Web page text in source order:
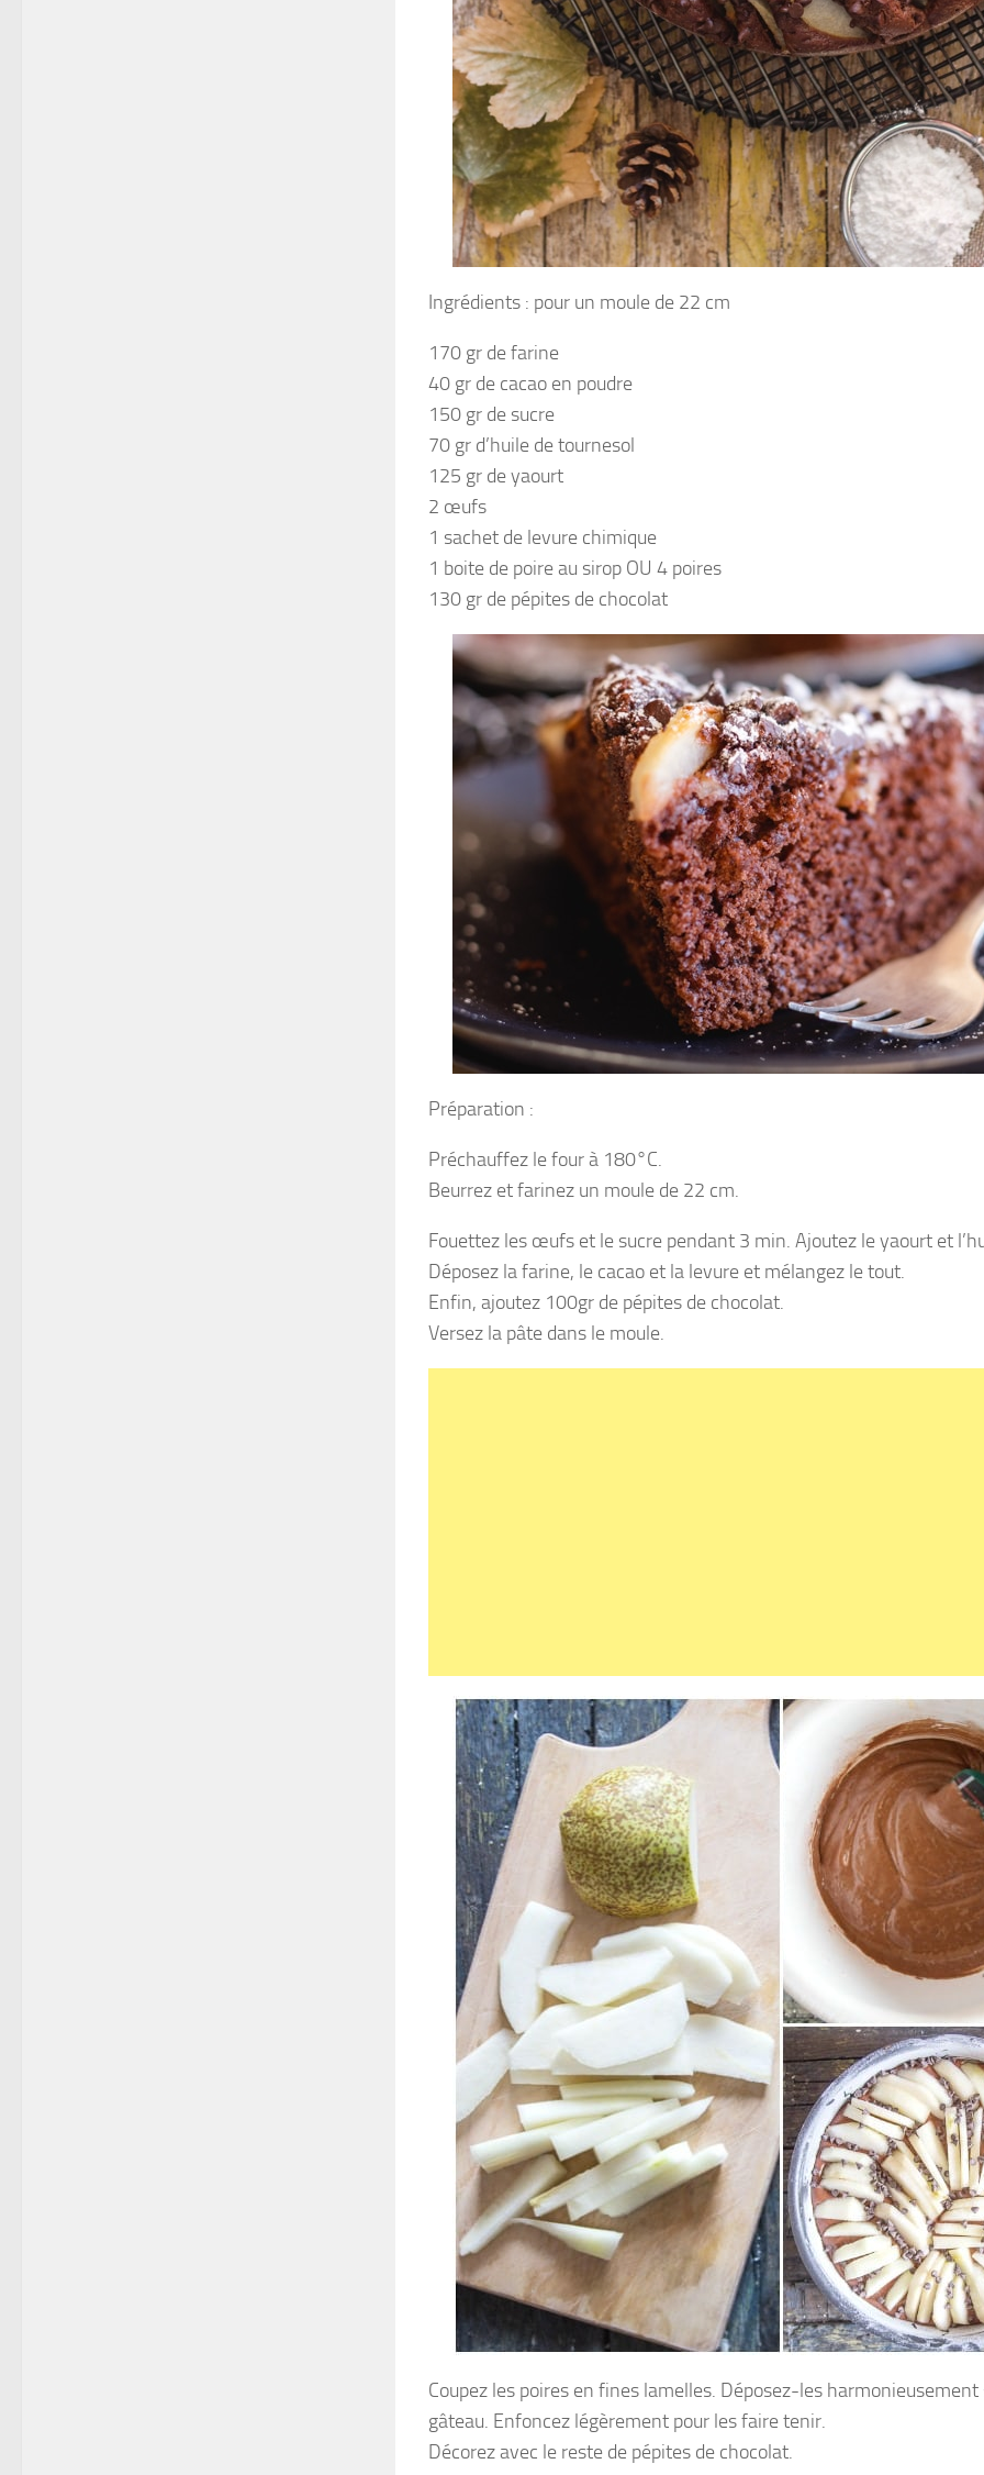
Ingrédients : pour un moule de 22 cm
170 gr de farine
40 gr de cacao en poudre
150 gr de sucre
70 gr d’huile de tournesol
125 gr de yaourt
2 œufs
1 sachet de levure chimique
1 boite de poire au sirop OU 4 poires
130 gr de pépites de chocolat
Préparation :
Préchauffez le four à 180°C.
Beurrez et farinez un moule de 22 cm.
Fouettez les œufs et le sucre pendant 3 min. Ajoutez le yaourt et
Déposez la farine, le cacao et la levure et mélangez le tout.
Enfin, ajoutez 100gr de pépites de chocolat.
Versez la pâte dans le moule.
Coupez les poires en fines lamelles. Déposez-les harmonieusement
gâteau. Enfoncez légèrement pour les faire tenir.
Décorez avec le reste de pépites de chocolat.